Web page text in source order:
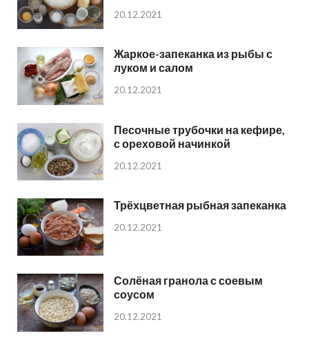
20.12.2021
Жаркое-запеканка из рыбы с
луком и салом
20.12.2021
Песочные трубочки на кефире,
с ореховой начинкой
20.12.2021
Трёхцветная рыбная запеканка
20.12.2021
Солёная гранола с соевым
соусом
20.12.2021